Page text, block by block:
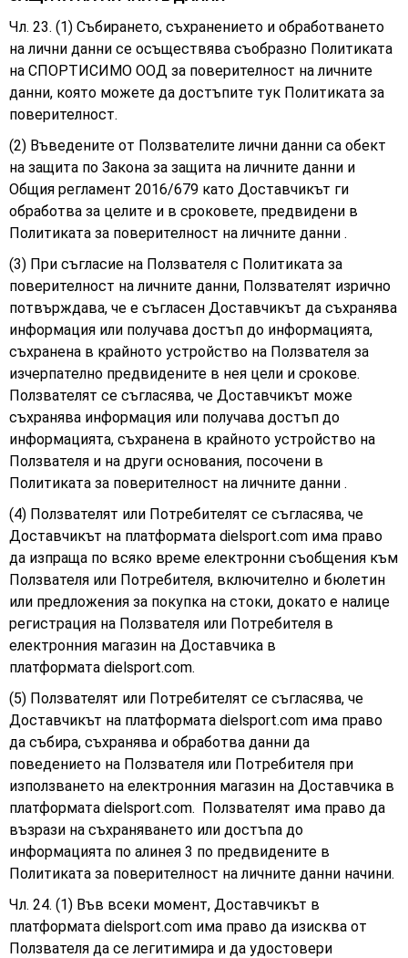
Чл. 23. (1) Събирането, съхранението и обработването
на лични данни се осъществява съобразно Политиката
на СПОРТИСИМО ООД за поверителност на личните
данни, която можете да достъпите тук Политиката за
поверителност.
(2) Въведените от Ползвателите лични данни са обект
на защита по Закона за защита на личните данни и
Общия регламент 2016/679 като Доставчикът ги
обработва за целите и в сроковете, предвидени в
Политиката за поверителност на личните данни .
(3) При съгласие на Ползвателя с Политиката за
поверителност на личните данни, Ползвателят изрично
потвърждава, че е съгласен Доставчикът да съхранява
информация или получава достъп до информацията,
съхранена в крайното устройство на Ползвателя за
изчерпателно предвидените в нея цели и срокове.
Ползвателят се съгласява, че Доставчикът може
съхранява информация или получава достъп до
информацията, съхранена в крайното устройство на
Ползвателя и на други основания, посочени в
Политиката за поверителност на личните данни .
(4) Ползвателят или Потребителят се съгласява, че
Доставчикът на платформата dielsport.com има право
да изпраща по всяко време електронни съобщения към
Ползвателя или Потребителя, включително и бюлетин
или предложения за покупка на стоки, докато е налице
регистрация на Ползвателя или Потребителя в
електронния магазин на Доставчика в
платформата dielsport.com.
(5) Ползвателят или Потребителят се съгласява, че
Доставчикът на платформата dielsport.com има право
да събира, съхранява и обработва данни да
поведението на Ползвателя или Потребителя при
използването на електронния магазин на Доставчика в
платформата dielsport.com. Ползвателят има право да
възрази на съхраняването или достъпа до
информацията по алинея 3 по предвидените в
Политиката за поверителност на личните данни начини.
Чл. 24. (1) Във всеки момент, Доставчикът в
платформата dielsport.com има право да изисква от
Ползвателя да се легитимира и да удостовери